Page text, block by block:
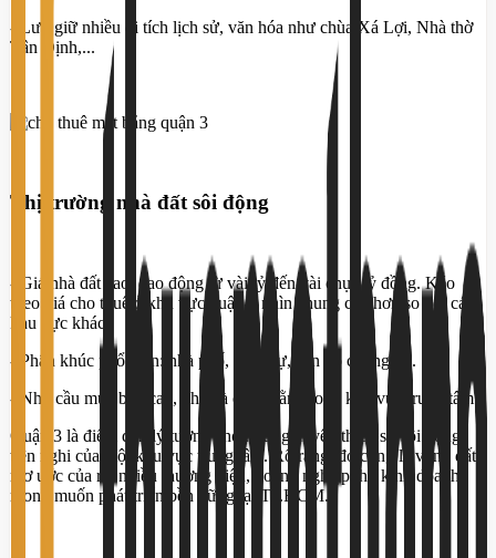
- Lưu giữ nhiều di tích lịch sử, văn hóa như chùa Xá Lợi, Nhà thờ
Tân Định,...
Thị trường nhà đất sôi động
- Giá nhà đất cao, dao động từ vài tỷ đến vài chục tỷ đồng. Kéo
theo giá cho thuê ở khu vực quận 3 nhìn chung cao hơn so với các
khu vực khác.
- Phân khúc phổ biến: nhà phố, biệt thự, căn hộ chung cư.
- Nhu cầu mua bán cao, nhất là càng nằm trong khu vực trung tâm.
Quận 3 là điểm đến lý tưởng cho những ai yêu thích sự sôi động,
tiện nghi của một khu vực trung tâm. Rõ ràng, đó cũng là vùng đất
mơ ước của rất nhiều thương hiệu, doanh nghiệp, hộ kinh doanh
mong muốn phát triển bền vững tại TP.HCM.